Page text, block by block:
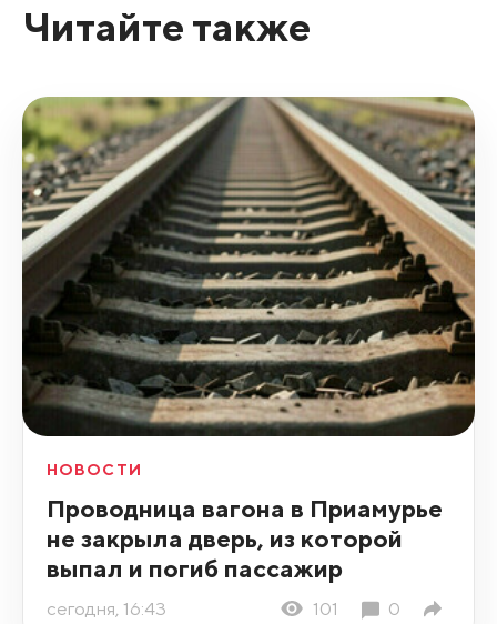
Читайте также
НОВОСТИ
Проводница вагона в Приамурье
не закрыла дверь, из которой
выпал и погиб пассажир
сегодня, 16:43 101 0